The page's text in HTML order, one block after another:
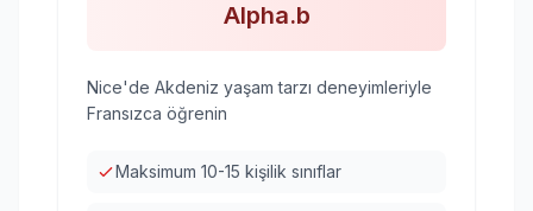
Alpha.b
Nice'de Akdeniz yaşam tarzı deneyimleriyle
Fransızca öğrenin
Maksimum 10-15 kişilik sınıflar